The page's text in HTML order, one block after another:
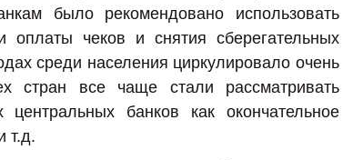
было рекомендовано использовать
чеков и снятия сберегательных
среди населения циркулировало очень
стран все чаще стали рассматривать
банков как окончательное
т.д.